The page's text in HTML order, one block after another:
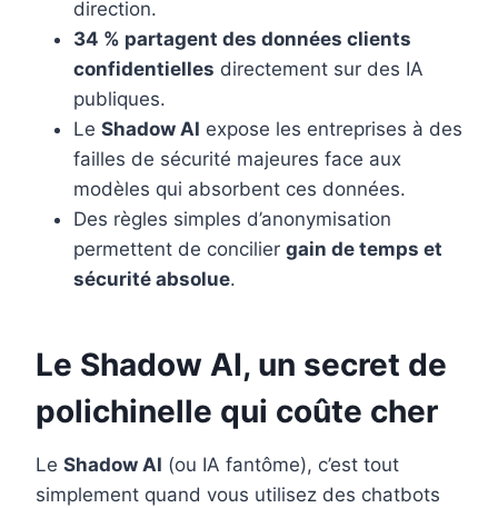
direction.
34 % partagent des données clients
confidentielles directement sur des IA
publiques.
Le Shadow AI expose les entreprises à des
failles de sécurité majeures face aux
modèles qui absorbent ces données.
Des règles simples d’anonymisation
permettent de concilier gain de temps et
sécurité absolue.
Le Shadow AI, un secret de
polichinelle qui coûte cher
Le Shadow AI (ou IA fantôme), c’est tout
simplement quand vous utilisez des chatbots